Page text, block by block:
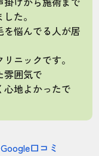
た。
悩んでる人が居
ニックです。
雰囲気で
心地よかったで
口コミ